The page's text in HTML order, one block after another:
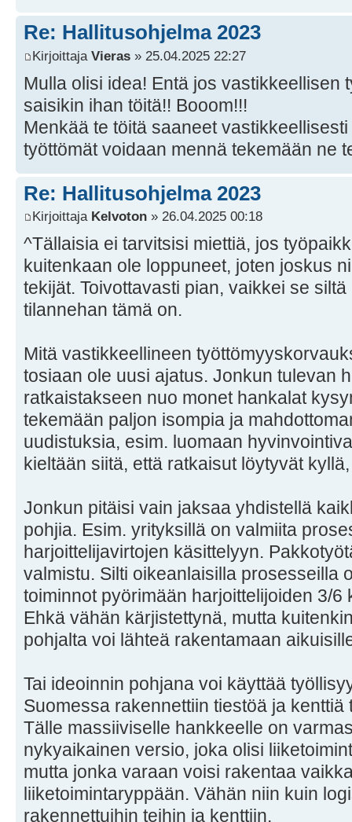
Re: Hallitusohjelma 2023
Kirjoittaja Vieras » 25.04.2025 22:27
Mulla olisi idea! Entä jos vastikkeellisen
saisikin ihan töitä!! Booom!!!
Menkää te töitä saaneet
työttömät voidaan mennä tekemään ne
Re: Hallitusohjelma 2023
Kirjoittaja Kelvoton » 26.04.2025 00:18
^Tällaisia ei tarvitsisi miettiä, jos
kuitenkaan ole loppuneet, joten joskus
tekijät. Toivottavasti pian, vaikkei se
tilannehan tämä on.
Mitä vastikkeellineen
tosiaan ole uusi ajatus. Jonkun tulevan
ratkaistakseen nuo monet hankalat
tekemään paljon isompia ja
uudistuksia, esim. luomaan
kieltään siitä, että ratkaisut löytyvät
Jonkun pitäisi vain jaksaa yhdistellä
pohjia. Esim. yrityksillä on valmiita
harjoittelijavirtojen käsittelyyn.
valmistu. Silti oikeanlaisilla prosesseilla
toiminnot pyörimään harjoittelijoiden 3/6
Ehkä vähän kärjistettynä, mutta
pohjalta voi lähteä rakentamaan
Tai ideoinnin pohjana voi käyttää
Suomessa rakennettiin tiestöä ja
Tälle massiiviselle hankkeelle on
nykyaikainen versio, joka olisi
mutta jonka varaan voisi rakentaa
liiketoimintaryppään. Vähän niin kuin
rakennettuihin teihin ja kenttiin.